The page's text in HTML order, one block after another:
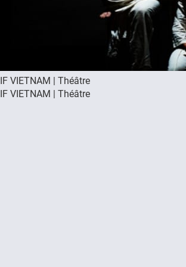
IF VIETNAM | Théâtre
IF VIETNAM | Théâtre